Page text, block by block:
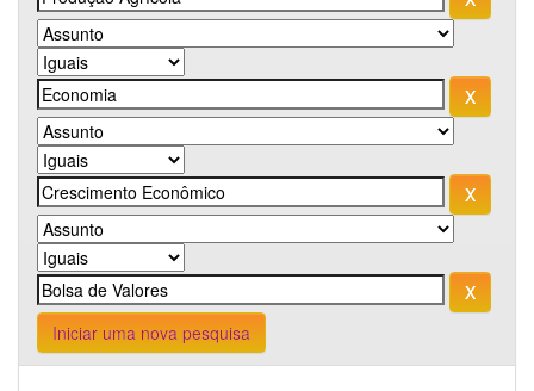
Iniciar uma nova pesquisa